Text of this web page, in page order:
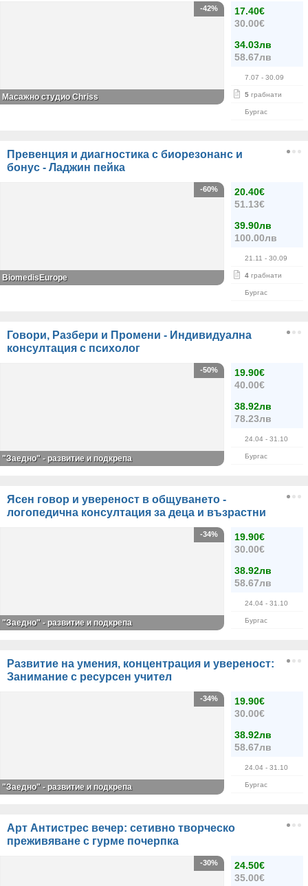
17.40€
30.00€
34.03лв
58.67лв
7.07 - 30.09
5 грабнати
Бургас
-42%
Масажно студио Chriss
Превенция и диагностика с биорезонанс и
бонус - Ладжин пейка
20.40€
51.13€
39.90лв
100.00лв
21.11 - 30.09
4 грабнати
Бургас
-60%
BiomedisEurope
Говори, Разбери и Промени - Индивидуална
консултация с психолог
19.90€
40.00€
38.92лв
78.23лв
24.04 - 31.10
Бургас
-50%
"Заедно" - развитие и подкрепа
Ясен говор и увереност в общуването -
логопедична консултация за деца и възрастни
19.90€
30.00€
38.92лв
58.67лв
24.04 - 31.10
Бургас
-34%
"Заедно" - развитие и подкрепа
Развитие на умения, концентрация и увереност:
Занимание с ресурсен учител
19.90€
30.00€
38.92лв
58.67лв
24.04 - 31.10
Бургас
-34%
"Заедно" - развитие и подкрепа
Арт Антистрес вечер: сетивно творческо
преживяване с гурме почерпка
24.50€
35.00€
-30%